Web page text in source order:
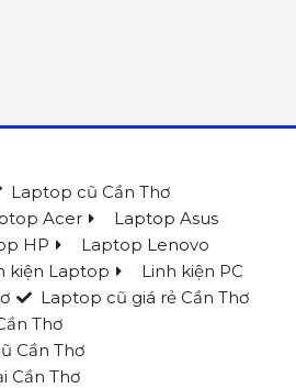
Laptop cũ Cần Thơ
Acer
Laptop Asus
HP
Laptop Lenovo
kiện Laptop
Linh kiện PC
Laptop cũ giá rẻ Cần Thơ
Thơ
Cần Thơ
Cần Thơ